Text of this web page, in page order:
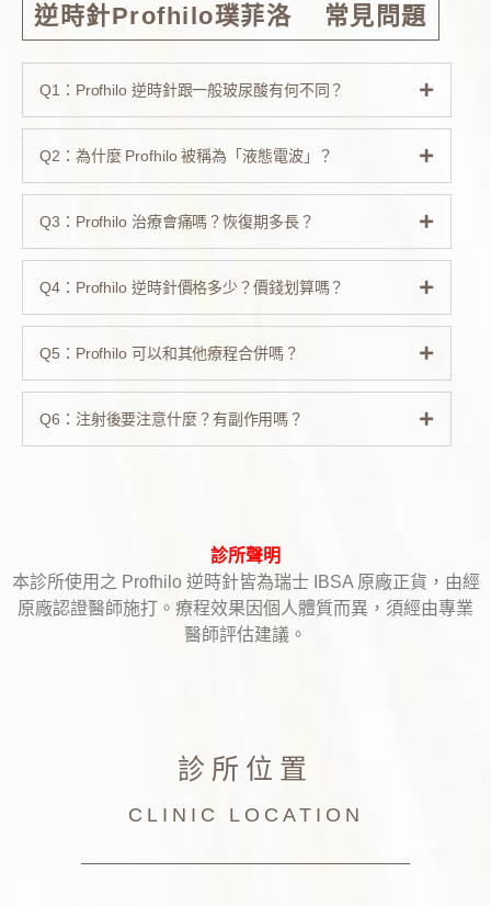
逆時針Profhilo璞菲洛 常見問題
Q1：Profhilo 逆時針跟一般玻尿酸有何不同？
Q2：為什麼 Profhilo 被稱為「液態電波」？
Q3：Profhilo 治療會痛嗎？恢復期多長？
Q4：Profhilo 逆時針價格多少？價錢划算嗎？
Q5：Profhilo 可以和其他療程合併嗎？
Q6：注射後要注意什麼？有副作用嗎？
診所聲明
本診所使用之 Profhilo 逆時針皆為瑞士IBSA 原廠正貨，由經
原廠認證醫師施打。療程效果因個人體質而異，須經由專業
醫師評估建議。
診所位置
CLINIC LOCATION